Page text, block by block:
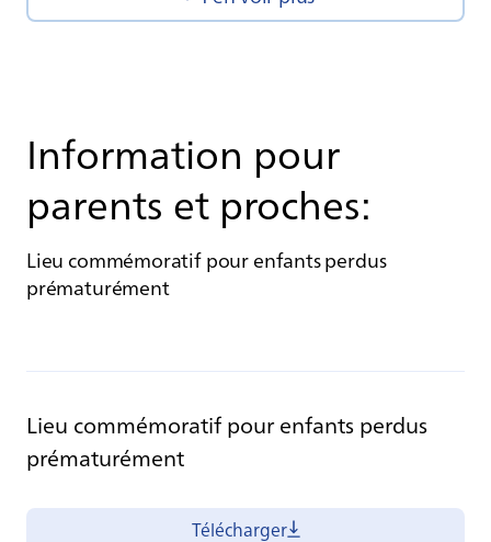
Information pour
parents et proches:
Lieu commémoratif pour enfants perdus
prématurément
Lieu commémoratif pour enfants perdus
prématurément
Télécharger